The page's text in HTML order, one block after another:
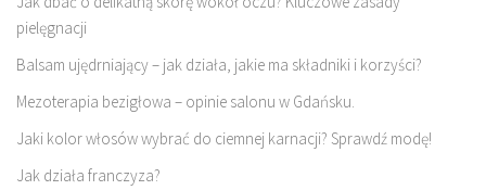
pielęgnacji
Balsam ujędrniający – jak działa, jakie ma składniki i korzyści?
Mezoterapia bezigłowa – opinie salonu w Gdańsku.
Jaki kolor włosów wybrać do ciemnej karnacji? Sprawdź modę!
Jak działa franczyza?